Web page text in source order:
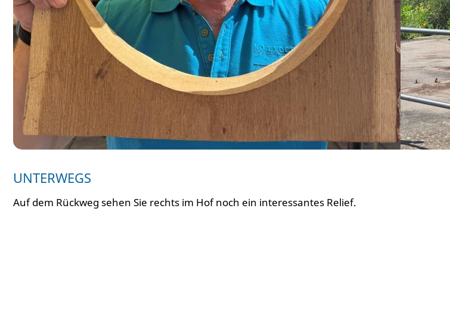
UNTERWEGS
Auf dem Rückweg sehen Sie rechts im Hof noch ein interessantes Relief.